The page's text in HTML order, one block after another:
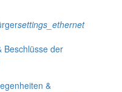
settings_ethernet
Beschlüsse der
&